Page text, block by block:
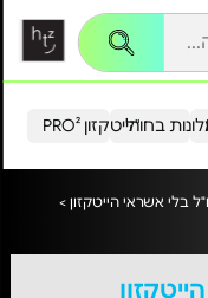
הייטקזון PRO²בחו"ל
בלי אשראי הייטקזון >